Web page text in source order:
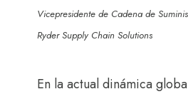
Vicepresidente de Cadena de
Ryder Supply Chain Solutions
En la actual dinámica